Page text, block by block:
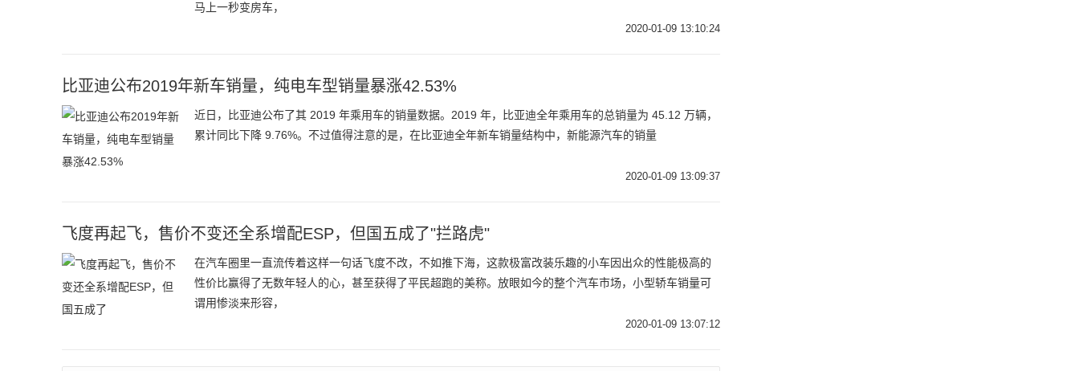
马上一秒变房车，
2020-01-09 13:10:24
比亚迪公布2019年新车销量，纯电车型销量暴涨42.53%
近日，比亚迪公布了其 2019 年乘用车的销量数据。2019 年，比亚迪全年乘用车的总销量为 45.12 万辆，
累计同比下降 9.76%。不过值得注意的是，在比亚迪全年新车销量结构中，新能源汽车的销量
2020-01-09 13:09:37
飞度再起飞，售价不变还全系增配ESP，但国五成了"拦路虎"
在汽车圈里一直流传着这样一句话飞度不改，不如推下海，这款极富改装乐趣的小车因出众的性能极高的
性价比赢得了无数年轻人的心，甚至获得了平民超跑的美称。放眼如今的整个汽车市场，小型轿车销量可
谓用惨淡来形容，
2020-01-09 13:07:12